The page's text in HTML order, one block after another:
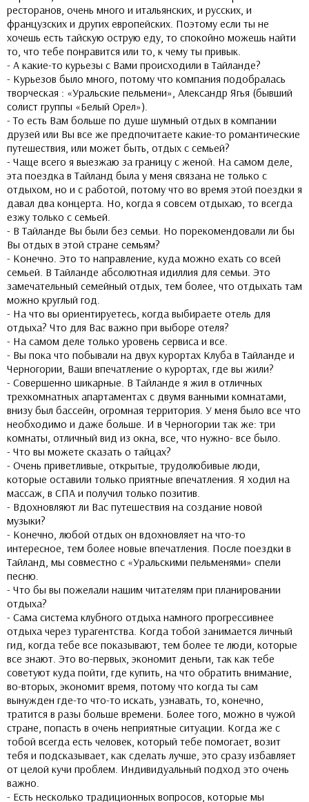
ресторанов, очень много и итальянских, и русских, и
французских и других европейских. Поэтому если ты не
хочешь есть тайскую острую еду, то спокойно можешь найти
то, что тебе понравится или то, к чему ты привык.
- А какие-то курьезы с Вами происходили в Тайланде?
- Курьезов было много, потому что компания подобралась
творческая : «Уральские пельмени», Александр Ягья (бывший
солист группы «Белый Орел»).
- То есть Вам больше по душе шумный отдых в компании
друзей или Вы все же предпочитаете какие-то романтические
путешествия, или может быть, отдых с семьей?
- Чаще всего я выезжаю за границу с женой. На самом деле,
эта поездка в Тайланд была у меня связана не только с
отдыхом, но и с работой, потому что во время этой поездки я
давал два концерта. Но, когда я совсем отдыхаю, то всегда
езжу только с семьей.
- В Тайланде Вы были без семьи. Но порекомендовали ли бы
Вы отдых в этой стране семьям?
- Конечно. Это то направление, куда можно ехать со всей
семьей. В Тайланде абсолютная идиллия для семьи. Это
замечательный семейный отдых, тем более, что отдыхать там
можно круглый год.
- На что вы ориентируетесь, когда выбираете отель для
отдыха? Что для Вас важно при выборе отеля?
- На самом деле только уровень сервиса и все.
- Вы пока что побывали на двух курортах Клуба в Тайланде и
Черногории, Ваши впечатление о курортах, где вы жили?
- Совершенно шикарные. В Тайланде я жил в отличных
трехкомнатных апартаментах с двумя ванными комнатами,
внизу был бассейн, огромная территория. У меня было все что
необходимо и даже больше. И в Черногории так же: три
комнаты, отличный вид из окна, все, что нужно- все было.
- Что вы можете сказать о тайцах?
- Очень приветливые, открытые, трудолюбивые люди,
которые оставили только приятные впечатления. Я ходил на
массаж, в СПА и получил только позитив.
- Вдохновляют ли Вас путешествия на создание новой
музыки?
- Конечно, любой отдых он вдохновляет на что-то
интересное, тем более новые впечатления. После поездки в
Тайланд, мы совместно с «Уральскими пельменями» спели
песню.
- Что бы вы пожелали нашим читателям при планировании
отдыха?
- Сама система клубного отдыха намного прогрессивнее
отдыха через турагентства. Когда тобой занимается личный
гид, когда тебе все показывают, тем более те люди, которые
все знают. Это во-первых, экономит деньги, так как тебе
советуют куда пойти, где купить, на что обратить внимание,
во-вторых, экономит время, потому что когда ты сам
вынужден где-то что-то искать, узнавать, то, конечно,
тратится в разы больше времени. Более того, можно в чужой
стране, попасть в очень неприятные ситуации. Когда же с
тобой всегда есть человек, который тебе помогает, возит
тебя и подсказывает, как сделать лучше, это сразу избавляет
от целой кучи проблем. Индивидуальный подход это очень
важно.
- Есть несколько традиционных вопросов, которые мы